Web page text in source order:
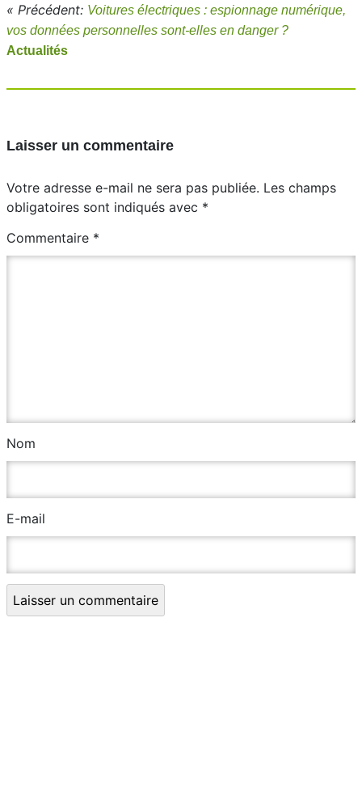
« Précédent: Voitures électriques : espionnage numérique,
vos données personnelles sont-elles en danger ?
Actualités
Laisser un commentaire
Votre adresse e-mail ne sera pas publiée. Les champs
obligatoires sont indiqués avec *
Commentaire *
Nom
E-mail